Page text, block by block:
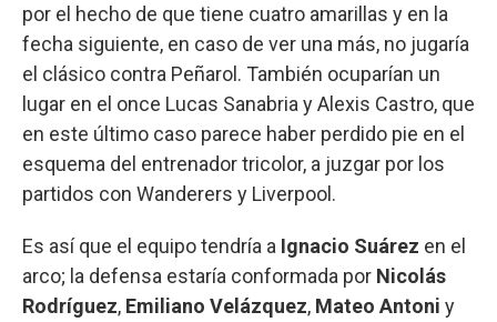
por el hecho de que tiene cuatro amarillas y en la
fecha siguiente, en caso de ver una más, no jugaría
el clásico contra Peñarol. También ocuparían un
lugar en el once Lucas Sanabria y Alexis Castro, que
en este último caso parece haber perdido pie en el
esquema del entrenador tricolor, a juzgar por los
partidos con Wanderers y Liverpool.
Es así que el equipo tendría a Ignacio Suárez en el
arco; la defensa estaría conformada por Nicolás
Rodríguez, Emiliano Velázquez, Mateo Antoni y